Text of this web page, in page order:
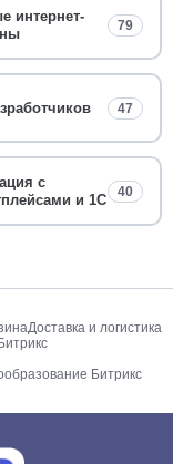
интернет-
79
47
с
и 1С
40
Доставка и логистика
Битрикс